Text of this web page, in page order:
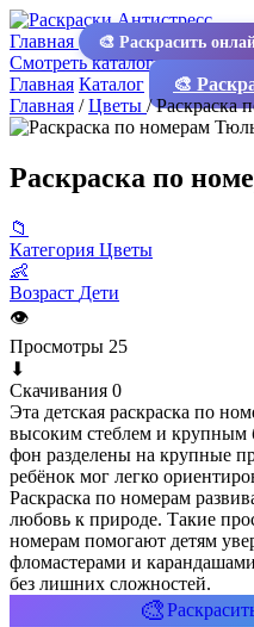
Главная 🎨 Раскрасить
Смотреть каталог
Главная Каталог 🎨
Главная /Цветы /Раскраска
Раскраска по
📁
Категория Цветы
👶
Возраст Дети
👁
Просмотры 25
⬇
Скачивания 0
Эта детская раскраска по
высоким стеблем и крупным
фон разделены на крупные
ребёнок мог легко
Раскраска по номерам
любовь к природе. Такие
номерам помогают детям
фломастерами и
без лишних сложностей.
🎨